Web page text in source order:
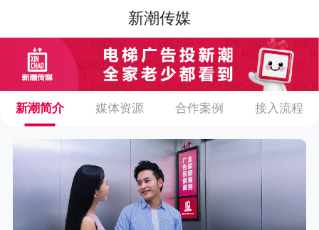
新潮传媒
新潮简介 媒体资源 合作案例 接入流程